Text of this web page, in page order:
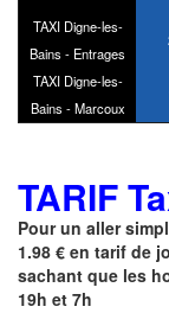
TAXI Digne-les-
Bains - Entrages
TAXI Digne-les-
Bains - Marcoux
TARIF
Pour un aller
1.98 € en tarif de
sachant que les
19h et 7h